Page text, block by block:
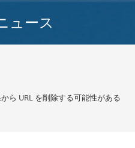
ュース
ら URL を削除する可能性がある /